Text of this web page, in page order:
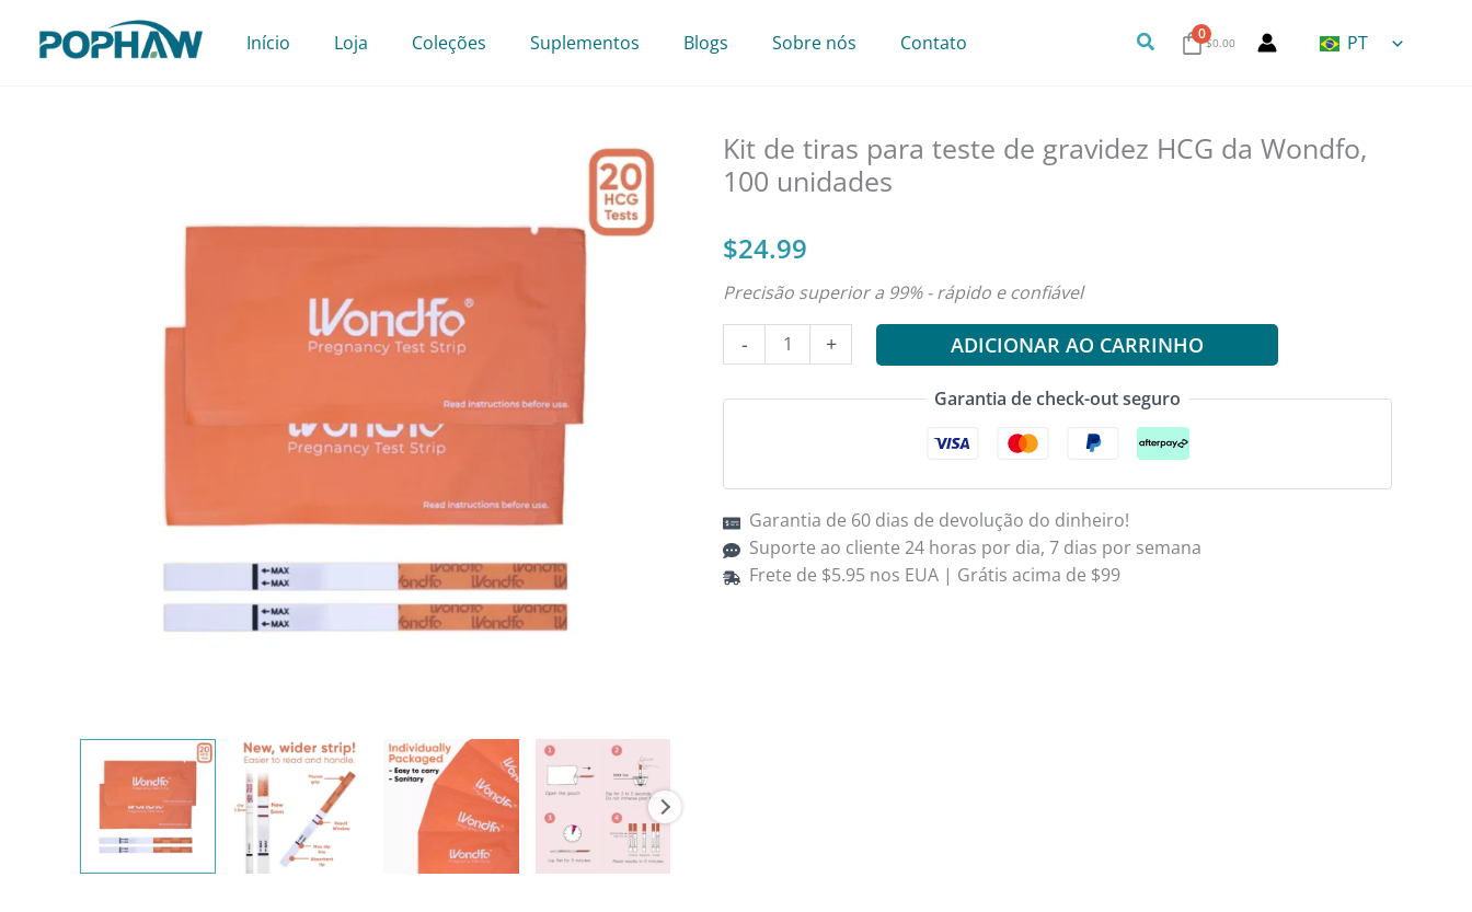
Início Loja Coleções Suplementos Blogs Sobre nós Contato Pesquisa
0$0.00 PT
Kit de tiras para teste de gravidez HCG da Wondfo,
100 unidades
$24.99
Precisão superior a 99% - rápido e confiável
-
Quantidade
de
Kit,
100
Count
+ ADICIONAR AO CARRINHO
Garantia de check-out seguro
Garantia de 60 dias de devolução do dinheiro!
Suporte ao cliente 24 horas por dia, 7 dias por semana
Frete de $5.95 nos EUA | Grátis acima de $99